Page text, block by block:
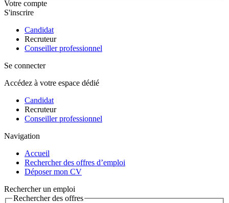
Votre compte
S'inscrire
Candidat
Recruteur
Conseiller professionnel
Se connecter
Accédez à votre espace dédié
Candidat
Recruteur
Conseiller professionnel
Navigation
Accueil
Rechercher des offres d’emploi
Déposer mon CV
Rechercher un emploi
Rechercher des offres